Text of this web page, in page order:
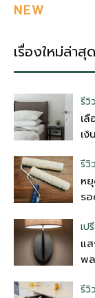
NEW
เรื่องใหม่ล่าสุด
รีวิ
เ
เ
รีวิ
ห
ร
เป
แ
พ
รีวิ